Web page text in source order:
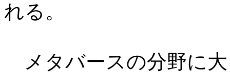
れる。
メタバースの分野に